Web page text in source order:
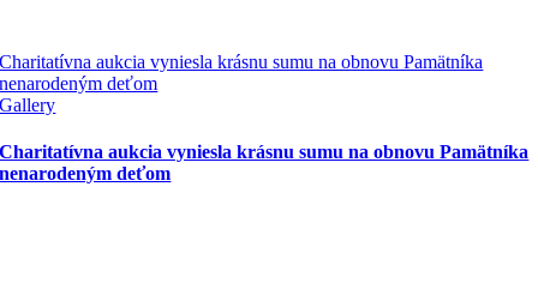
Charitatívna aukcia vyniesla krásnu sumu na obnovu Pamätníka
nenarodeným deťom
Gallery
Charitatívna aukcia vyniesla krásnu sumu na obnovu Pamätníka
nenarodeným deťom